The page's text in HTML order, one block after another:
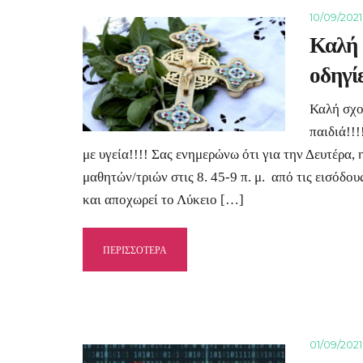
10/09/2021
Καλή
Καλή
με υγεία!!!! Σας ενημερώνω ότι για την
μαθητών/τριών στις 8. 45-9 π. μ. από τις
και αποχωρεί το Λύκειο […]
ΠΕΡΙΣΣΟΤΕΡΑ
01/09/2021